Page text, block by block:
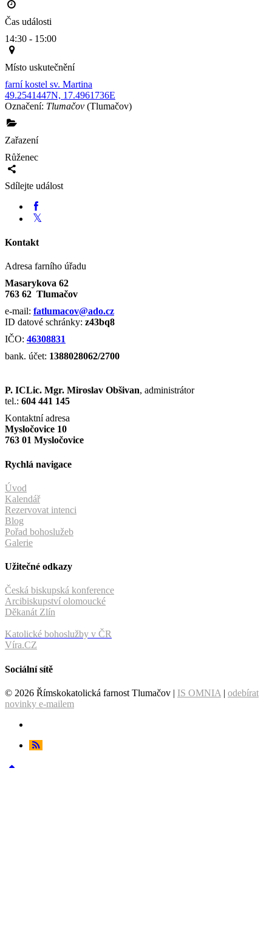
Čas události
14:30 - 15:00
Místo uskutečnění
farní kostel sv. Martina
49.2541447N, 17.4961736E
Označení: Tlumačov (Tlumačov)
Zařazení
Růženec
Sdílejte událost
Kontakt
Adresa farního úřadu
Masarykova 62
763 62 Tlumačov
e-mail: fatlumacov@ado.cz
ID datové schránky: z43bq8
IČO: 46308831
bank. účet: 1388028062/2700
P. ICLic. Mgr. Miroslav Obšivan, administrátor
tel.: 604 441 145
Kontaktní adresa
Mysločovice 10
763 01 Mysločovice
Rychlá navigace
Úvod
Kalendář
Rezervovat intenci
Blog
Pořad bohoslužeb
Galerie
Užitečné odkazy
Česká biskupská konference
Arcibiskupství olomoucké
Děkanát Zlín
Katolické bohoslužby v ČR
Víra.CZ
Sociální sítě
© 2026 Římskokatolická farnost Tlumačov | IS OMNIA | odebírat
novinky e-mailem